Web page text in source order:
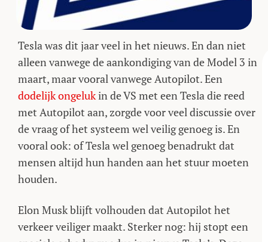
Tesla was dit jaar veel in het nieuws. En dan niet
alleen vanwege de aankondiging van de Model 3 in
maart, maar vooral vanwege Autopilot. Een
dodelijk ongelukin de VS met een Tesla die reed
met Autopilot aan, zorgde voor veel discussie over
de vraag of het systeem wel veilig genoeg is. En
vooral ook: of Tesla wel genoeg benadrukt dat
mensen altijd hun handen aan het stuur moeten
houden.
Elon Musk blijft volhouden dat Autopilot het
verkeer veiliger maakt. Sterker nog: hij stopt een